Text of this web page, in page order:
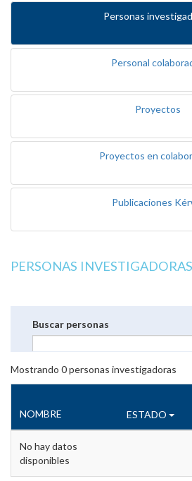
Personas
Personal
Proyectos
Proyectos en
Publicaciones
PERSONAS INVESTIGADORAS
Buscar personas
Mostrando 0personas investigadoras
NOMBRE ESTADO
No hay datos
disponibles